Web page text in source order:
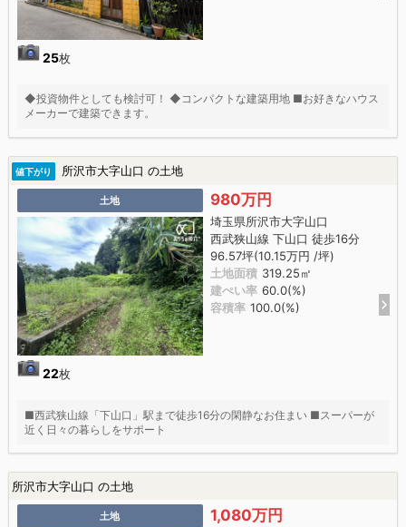
25枚
◆投資物件としても検討可！ ◆コンパクトな建築用地 ■お好きなハウス
メーカーで建築できます。
値下がり 所沢市大字山口 の土地
土地
22枚
980万円
埼玉県所沢市大字山口
西武狭山線 下山口 徒歩16分
96.57坪(10.15万円 /坪)
土地面積 319.25㎡
建ぺい率 60.0(%)
容積率 100.0(%)
■西武狭山線「下山口」駅まで徒歩16分の閑静なお住まい ■スーパーが
近く日々の暮らしをサポート
所沢市大字山口 の土地
土地 1,080万円